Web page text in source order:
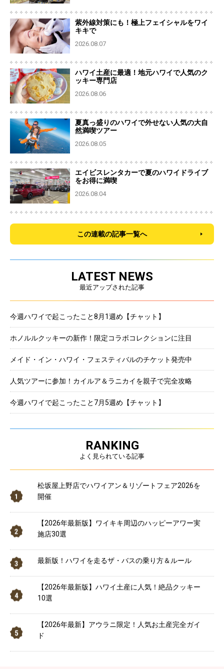
紫外線対策にも！極上フェイシャルをワイ
キキで
2026.08.07
ハワイ土産に最適！地元ハワイで人気のク
ッキー専門店
2026.08.06
夏真っ盛りのハワイで外せない人気の大自
然満喫ツアー
2026.08.05
エイビスレンタカーで夏のハワイドライブ
をお得に満喫
2026.08.04
この連載の記事一覧へ
LATEST NEWS
最近アップされた記事
今週ハワイで起こったこと8月1週め【チャット】
ホノルルクッキーの新作！限定コラボコレクションに注目
メイド・イン・ハワイ・フェスティバルのチケット発売中
人気ツアーに参加！カイルア＆ラニカイを親子で完全攻略
今週ハワイで起こったこと7月5週め【チャット】
RANKING
よく見られている記事
松坂屋上野店でハワイアン＆リゾートフェア2026を
開催
【2026年最新版】ワイキキ周辺のハッピーアワー実
施店30選
最新版！ハワイを走るザ・バスの乗り方＆ルール
【2026年最新版】ハワイ土産に人気！絶品クッキー
10選
【2026年最新】アウラニ限定！人気お土産完全ガイ
ド